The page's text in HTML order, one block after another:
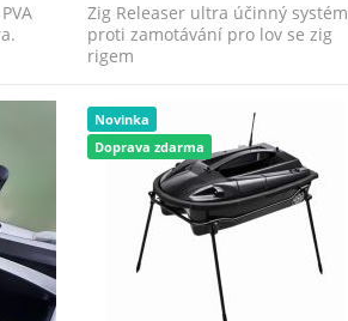
Zig Releaser ultra účinný systém
proti zamotávání pro lov se zig
rigem
Novinka
Doprava zdarma